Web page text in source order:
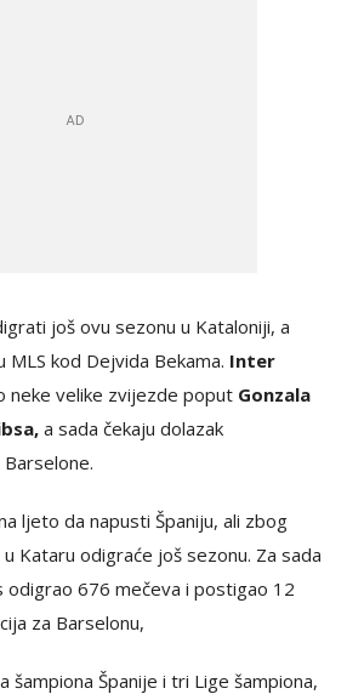
još ovu sezonu u Kataloniji, a
kod Dejvida Bekama. Inter
neke velike zvijezde poput Gonzala
a sada čekaju dolazak
ljeto da napusti Španiju, ali zbog
Kataru odigraće još sezonu. Za sada
odigrao 676 mečeva i postigao 12
za Barselonu,
šampiona Španije i tri Lige šampiona,